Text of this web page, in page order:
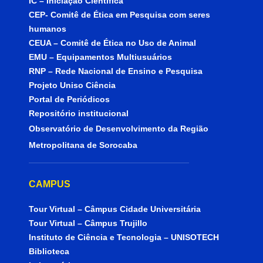
CEP- Comitê de Ética em Pesquisa com seres
humanos
CEUA – Comitê de Ética no Uso de Animal
EMU – Equipamentos Multiusuários
RNP – Rede Nacional de Ensino e Pesquisa
Projeto Uniso Ciência
Portal de Periódicos
Repositório institucional
Observatório de Desenvolvimento da Região
Metropolitana de Sorocaba
CAMPUS
Tour Virtual – Câmpus Cidade Universitária
Tour Virtual – Câmpus Trujillo
Instituto de Ciência e Tecnologia – UNISOTECH
Biblioteca